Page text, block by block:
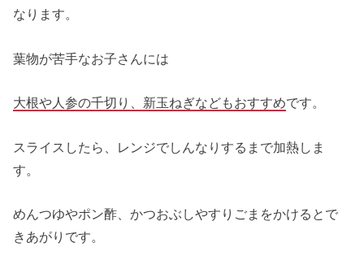
なります。
葉物が苦手なお子さんには
大根や人参の千切り、新玉ねぎなどもおすすめです。
スライスしたら、レンジでしんなりするまで加熱しま
す。
めんつゆやポン酢、かつおぶしやすりごまをかけるとで
きあがりです。